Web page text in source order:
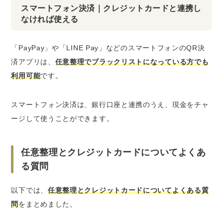
スマートフォン決済｜クレジットカードと連携し
なければ使える
「PayPay」や「LINE Pay」などのスマートフォンのQR決
済アプリは、 任意整理でブラックリストになっている方でも
利用可能です。
スマートフォン決済は、銀行口座と連携のうえ、現金をチャ
ージして使うことができます。
任意整理とクレジットカードについてよくあ
る質問
以下では、 任意整理とクレジットカードについてよくある質
問をまとめました。